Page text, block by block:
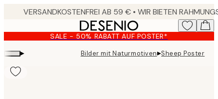
content.
SALE - 50% RABATT AUF POSTER*
▸ Bilder mit Naturmotiven▸Sheep Poster